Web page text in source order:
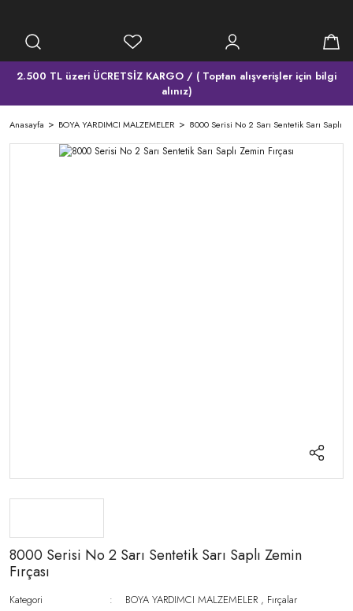
2.500 TL üzeri ÜCRETSİZ KARGO / ( Toptan alışverişler için bilgi
alınız)
Anasayfa BOYA YARDIMCI MALZEMELER 8000 Serisi No 2 Sarı Sentetik Sarı Saplı
8000 Serisi No 2 Sarı Sentetik Sarı Saplı Zemin
Fırçası
Kategori BOYA YARDIMCI MALZEMELER , Fırçalar